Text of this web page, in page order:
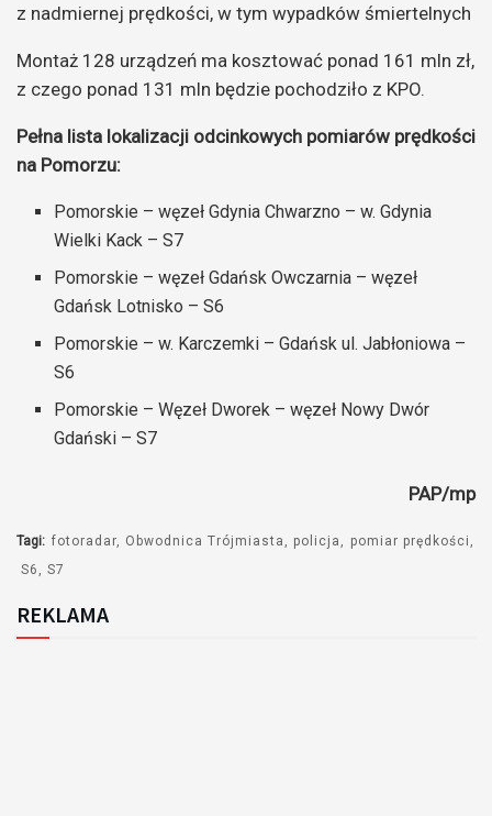
z nadmiernej prędkości, w tym wypadków śmiertelnych
Montaż 128 urządzeń ma kosztować ponad 161 mln zł,
z czego ponad 131 mln będzie pochodziło z KPO.
Pełna lista lokalizacji odcinkowych pomiarów prędkości
na Pomorzu:
Pomorskie – węzeł Gdynia Chwarzno – w. Gdynia
Wielki Kack – S7
Pomorskie – węzeł Gdańsk Owczarnia – węzeł
Gdańsk Lotnisko – S6
Pomorskie – w. Karczemki – Gdańsk ul. Jabłoniowa –
S6
Pomorskie – Węzeł Dworek – węzeł Nowy Dwór
Gdański – S7
PAP/mp
Tagi: fotoradar Obwodnica Trójmiasta policja
pomiar prędkości
S6
S7
REKLAMA